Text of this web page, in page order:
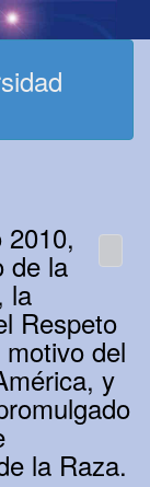
de la
la
Respeto
del
y
la Raza.